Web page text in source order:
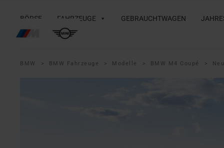
BÖRSE FAHRZEUGE GEBRAUCHTWAGEN
BMW BMW Fahrzeuge Modelle BMW M4 Coupé